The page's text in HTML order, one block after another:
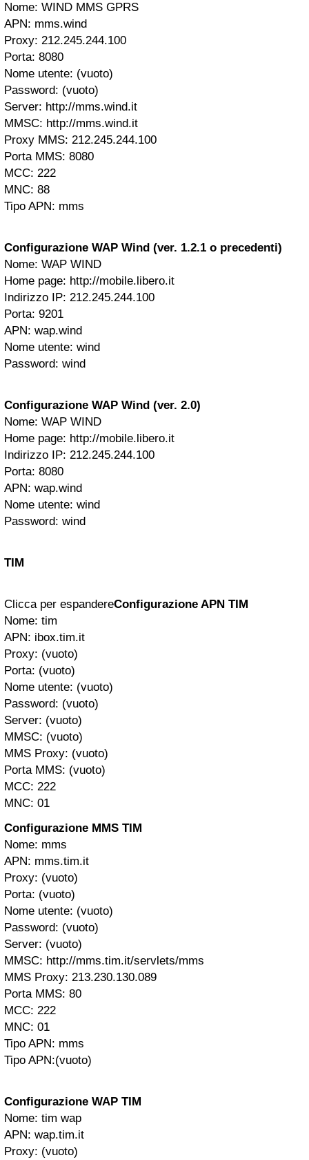
Nome: WIND MMS GPRS
APN: mms.wind
Proxy: 212.245.244.100
Porta: 8080
Nome utente: (vuoto)
Password: (vuoto)
Server: http://mms.wind.it
MMSC: http://mms.wind.it
Proxy MMS: 212.245.244.100
Porta MMS: 8080
MCC: 222
MNC: 88
Tipo APN: mms
Configurazione WAP Wind (ver. 1.2.1 o precedenti)
Nome: WAP WIND
Home page: http://mobile.libero.it
Indirizzo IP: 212.245.244.100
Porta: 9201
APN: wap.wind
Nome utente: wind
Password: wind
Configurazione WAP Wind (ver. 2.0)
Nome: WAP WIND
Home page: http://mobile.libero.it
Indirizzo IP: 212.245.244.100
Porta: 8080
APN: wap.wind
Nome utente: wind
Password: wind
TIM
Clicca per espandereConfigurazione APN TIM
Nome: tim
APN: ibox.tim.it
Proxy: (vuoto)
Porta: (vuoto)
Nome utente: (vuoto)
Password: (vuoto)
Server: (vuoto)
MMSC: (vuoto)
MMS Proxy: (vuoto)
Porta MMS: (vuoto)
MCC: 222
MNC: 01
Configurazione MMS TIM
Nome: mms
APN: mms.tim.it
Proxy: (vuoto)
Porta: (vuoto)
Nome utente: (vuoto)
Password: (vuoto)
Server: (vuoto)
MMSC: http://mms.tim.it/servlets/mms
MMS Proxy: 213.230.130.089
Porta MMS: 80
MCC: 222
MNC: 01
Tipo APN: mms
Tipo APN:(vuoto)
Configurazione WAP TIM
Nome: tim wap
APN: wap.tim.it
Proxy: (vuoto)